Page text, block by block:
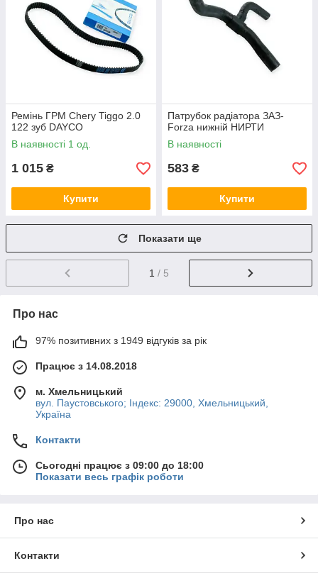
Ремінь ГРМ Chery Tiggo 2.0
122 зуб DAYCO
В наявності 1 од.
1 015 ₴
Купити
Патрубок радіатора ЗАЗ-
Forza нижній НИРТИ
В наявності
583 ₴
Купити
Показати ще
1 / 5
Про нас
97% позитивних з 1949 відгуків за рік
Працює з 14.08.2018
м. Хмельницький
вул. Паустовського; Індекс: 29000, Хмельницький,
Україна
Контакти
Сьогодні працює з 09:00 до 18:00
Показати весь графік роботи
Про нас
Контакти